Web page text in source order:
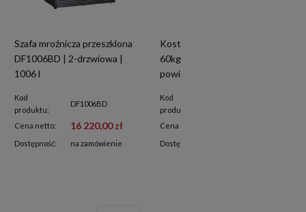
Szafa mroźnicza przeszklona
DF1006BD | 2-drzwiowa |
1006 l
Kod
produktu:
DF1006BD
Cena netto: 16 220,00 zł
Dostępność: na zamówienie
Kostkarka do lodu RQICE60 |
60kg/24h | chłodzona
powietrzem | elektroniczny
Kod
produktu:
Cena netto:
Dostępność: